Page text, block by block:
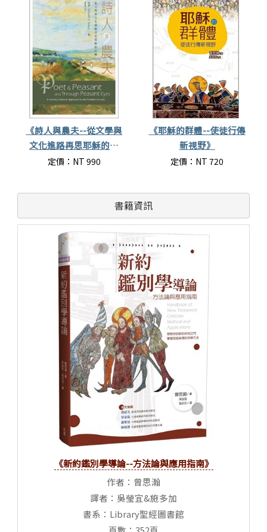
《詩人與農夫--從文學與
文化進路再思耶穌的比
喻》
定價：NT 990
《耶穌的群體--使徒行傳
新視野》
定價：NT 720
書籍資訊
《新約鑑別學導論--方法論與應用指南》
作者：曾思瀚
譯者：吳瑩宜&施多加
書系：Library聖經圖書館